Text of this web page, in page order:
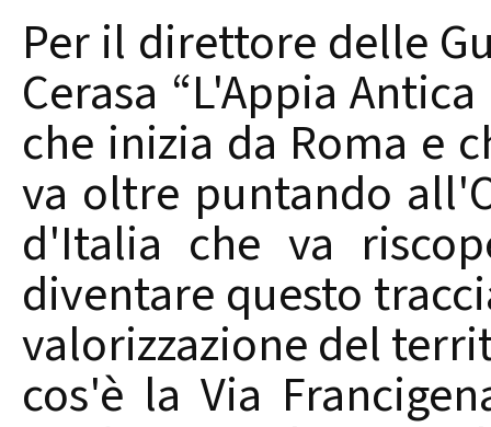
Per il direttore delle
Cerasa “L'Appia
che inizia da Roma e
va oltre puntando
d'Italia che va
diventare questo
valorizzazione del
cos'è la Via